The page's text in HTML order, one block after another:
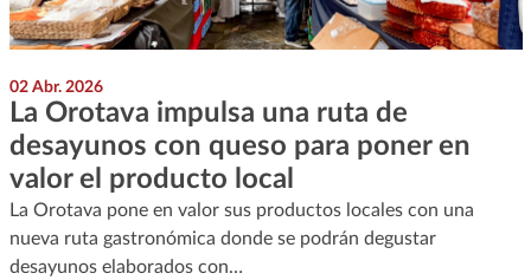
02 Abr. 2026
La Orotava impulsa una ruta de
desayunos con queso para poner en
valor el producto local
La Orotava pone en valor sus productos locales con una
nueva ruta gastronómica donde se podrán degustar
desayunos elaborados con…